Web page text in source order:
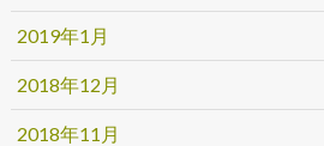
2019年1月
2018年12月
2018年11月